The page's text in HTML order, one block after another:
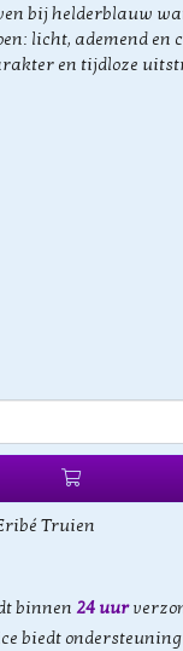
bij helderblauw
licht, ademend en
en tijdloze
Truien
binnen 24 uur
biedt